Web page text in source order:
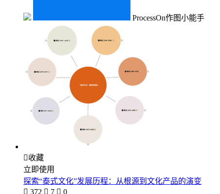
ProcessOn作图小能手
收藏
立即使用
探索“泰式文化”发展历程：从根源到文化产品的演变
 372  7  0